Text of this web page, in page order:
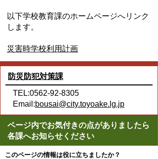
以下学校教育課のホームページへリンク
します。
災害時学校利用計画
防災防犯対策課
TEL:0562-92-8305
Email:bousai@city.toyoake.lg.jp
ページ内でお気付きの点がありましたら
各課へお知らせください
このページの情報は役に立ちましたか？